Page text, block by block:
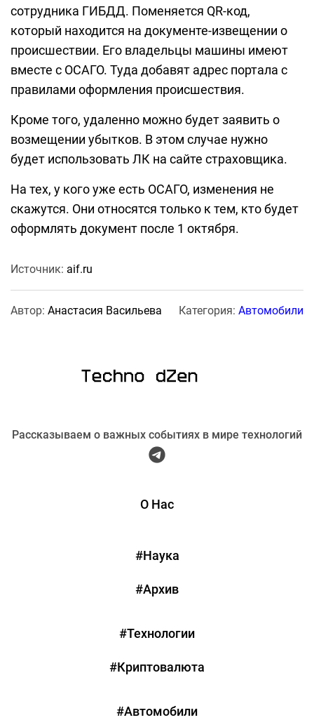
сотрудника ГИБДД. Поменяется QR-код,
который находится на документе-извещении о
происшествии. Его владельцы машины имеют
вместе с ОСАГО. Туда добавят адрес портала с
правилами оформления происшествия.
Кроме того, удаленно можно будет заявить о
возмещении убытков. В этом случае нужно
будет использовать ЛК на сайте страховщика.
На тех, у кого уже есть ОСАГО, изменения не
скажутся. Они относятся только к тем, кто будет
оформлять документ после 1 октября.
Источник: aif.ru
Автор: Анастасия Васильева Категория: Автомобили
Рассказываем о важных событиях в мире технологий
О Нас
#Наука
#Архив
#Технологии
#Криптовалюта
#Автомобили